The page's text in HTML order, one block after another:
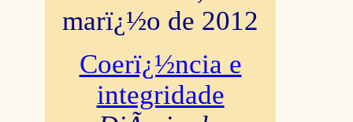
marï¿½o de 2012
Coerï¿½ncia e
integridade